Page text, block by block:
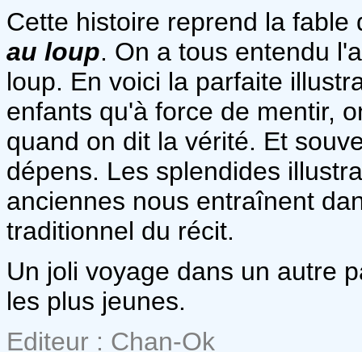
Cette histoire reprend la fable
au loup. On a tous entendu
loup. En voici la parfaite
enfants qu'à force de mentir,
quand on dit la vérité. Et
dépens. Les splendides
anciennes nous entraînent
traditionnel du récit.
Un joli voyage dans un autre
les plus jeunes.
Editeur : Chan-Ok